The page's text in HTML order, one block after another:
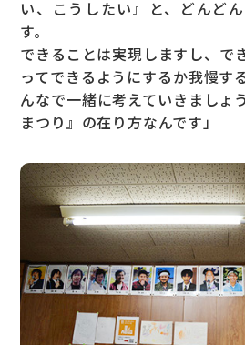
い、こうしたい』と、どんど
す。
できることは実現しますし、で
ってできるようにするか我慢す
んなで一緒に考えていきましょ
まつり』の在り方なんです」